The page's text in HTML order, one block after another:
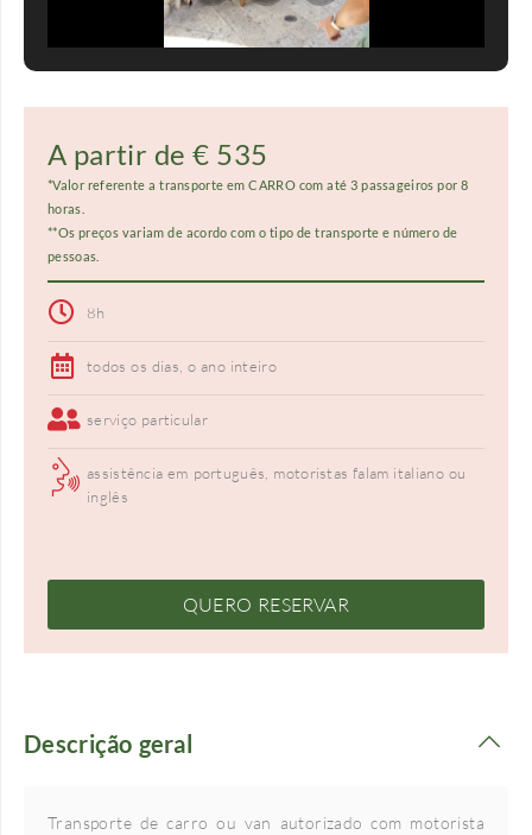
A partir de € 535
*Valor referente a transporte em CARRO com até 3 passageiros por 8
horas.
**Os preços variam de acordo com o tipo de transporte e número de
pessoas.
8h
todos os dias, o ano inteiro
serviço particular
assistência em português, motoristas falam italiano ou
inglês
QUERO RESERVAR
Descrição geral
Transporte de carro ou van autorizado com motorista